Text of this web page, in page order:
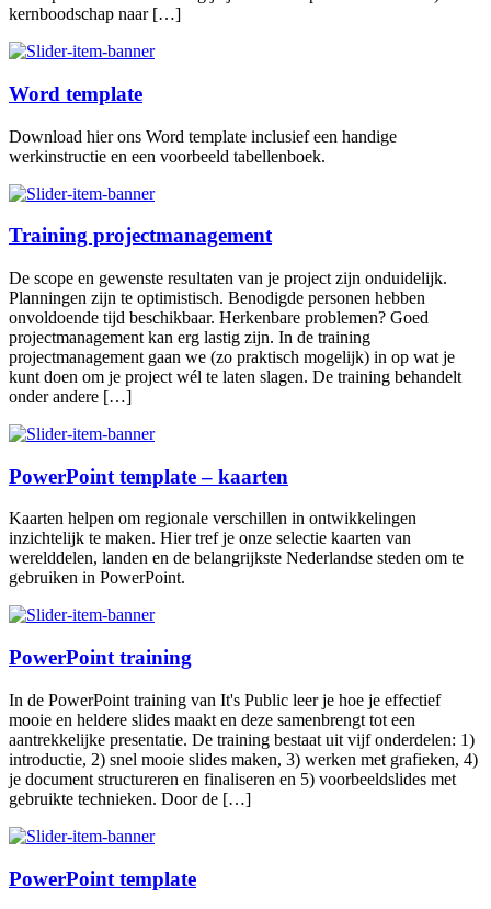
kernboodschap naar […]
Word template
Download hier ons Word template inclusief een handige
werkinstructie en een voorbeeld tabellenboek.
Training projectmanagement
De scope en gewenste resultaten van je project zijn onduidelijk.
Planningen zijn te optimistisch. Benodigde personen hebben
onvoldoende tijd beschikbaar. Herkenbare problemen? Goed
projectmanagement kan erg lastig zijn. In de training
projectmanagement gaan we (zo praktisch mogelijk) in op wat je
kunt doen om je project wél te laten slagen. De training behandelt
onder andere […]
PowerPoint template – kaarten
Kaarten helpen om regionale verschillen in ontwikkelingen
inzichtelijk te maken. Hier tref je onze selectie kaarten van
werelddelen, landen en de belangrijkste Nederlandse steden om te
gebruiken in PowerPoint.
PowerPoint training
In de PowerPoint training van It's Public leer je hoe je effectief
mooie en heldere slides maakt en deze samenbrengt tot een
aantrekkelijke presentatie. De training bestaat uit vijf onderdelen: 1)
introductie, 2) snel mooie slides maken, 3) werken met grafieken, 4)
je document structureren en finaliseren en 5) voorbeeldslides met
gebruikte technieken. Door de […]
PowerPoint template